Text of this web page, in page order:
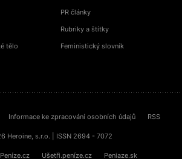
tělo
PR články
Rubriky a štítky
Feministický slovník
Informace ke zpracování osobních údajů RSS
Heroine, s.r.o. | ISSN 2694 - 7072
Peníze.cz Ušetři.peníze.cz Peniaze.sk